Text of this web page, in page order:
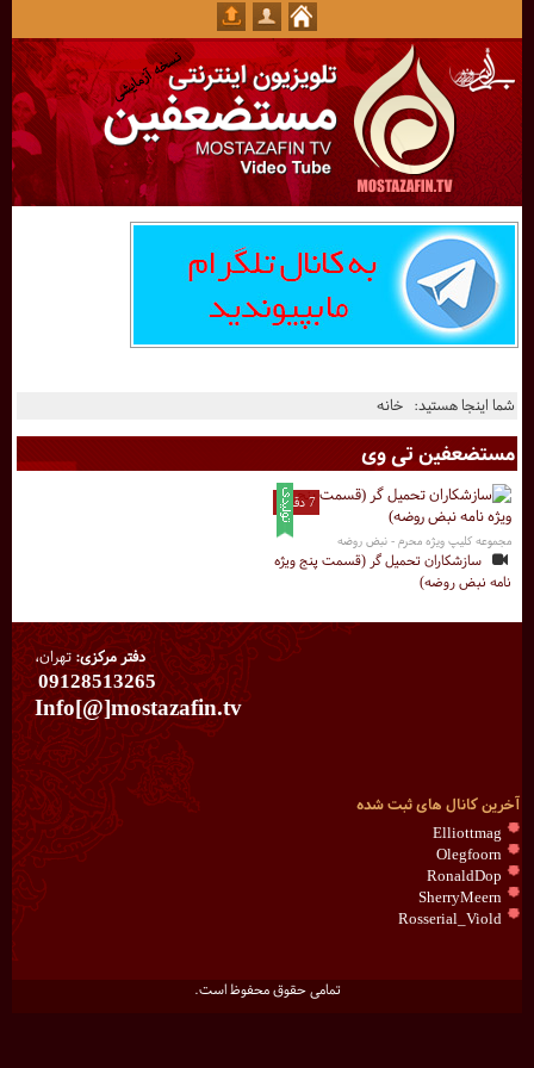
شما اینجا هستید:خانه
مستضعفین تی وی
7 دقیقه
مجموعه کلیپ ویژه محرم - نبض روضه
سازشکاران تحمیل گر (قسمت پنج ویژه
نامه نبض روضه)
دفتر مرکزی:تهران،
09128513265
Info[@]mostazafin.tv
آخرین کانال های ثبت شده
Elliottmag
Olegfoorn
RonaldDop
SherryMeern
Rosserial_Viold
تمامی حقوق محفوظ است.